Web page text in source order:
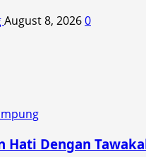
August 8, 20260
Hati Dengan